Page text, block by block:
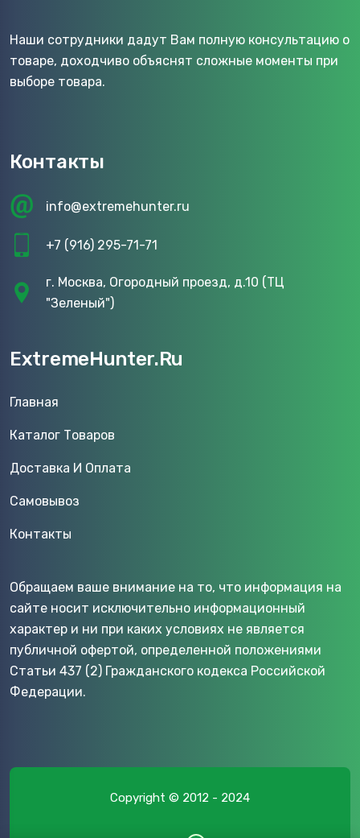
Наши сотрудники дадут Вам полную консультацию о
товаре, доходчиво объяснят сложные моменты при
выборе товара.
Контакты
info@extremehunter.ru
+7 (916) 295-71-71
г. Москва, Огородный проезд, д.10 (ТЦ
"Зеленый")
ExtremeHunter.Ru
Главная
Каталог Товаров
Доставка И Оплата
Самовывоз
Контакты
Обращаем ваше внимание на то, что информация на
сайте носит исключительно информационный
характер и ни при каких условиях не является
публичной офертой, определенной положениями
Статьи 437 (2) Гражданского кодекса Российской
Федерации.
Copyright © 2012 - 2024